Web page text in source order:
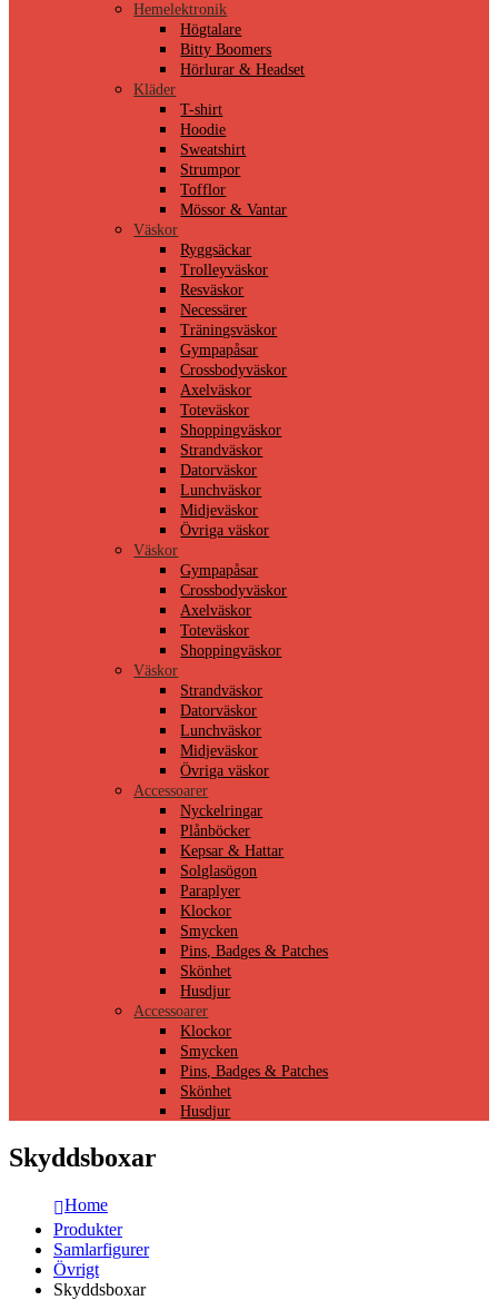
Hemelektronik
Högtalare
Bitty Boomers
Hörlurar & Headset
Kläder
T-shirt
Hoodie
Sweatshirt
Strumpor
Tofflor
Mössor & Vantar
Väskor
Ryggsäckar
Trolleyväskor
Resväskor
Necessärer
Träningsväskor
Gympapåsar
Crossbodyväskor
Axelväskor
Toteväskor
Shoppingväskor
Strandväskor
Datorväskor
Lunchväskor
Midjeväskor
Övriga väskor
Väskor
Gympapåsar
Crossbodyväskor
Axelväskor
Toteväskor
Shoppingväskor
Väskor
Strandväskor
Datorväskor
Lunchväskor
Midjeväskor
Övriga väskor
Accessoarer
Nyckelringar
Plånböcker
Kepsar & Hattar
Solglasögon
Paraplyer
Klockor
Smycken
Pins, Badges & Patches
Skönhet
Husdjur
Accessoarer
Klockor
Smycken
Pins, Badges & Patches
Skönhet
Husdjur
Skyddsboxar
Home
Produkter
Samlarfigurer
Övrigt
Skyddsboxar